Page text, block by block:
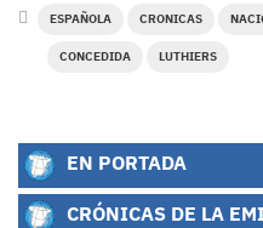
ESPAÑOLA CRONICAS
CONCEDIDA LUTHIERS
EN PORTADA
CRÓNICAS DE LA